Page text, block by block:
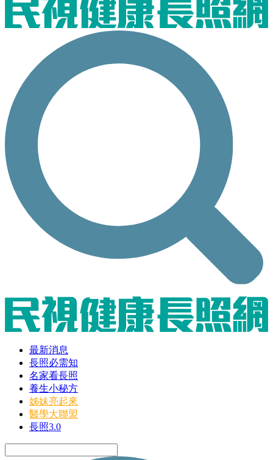
最新消息
長照必需知
名家看長照
養生小秘方
姊妹亮起來
醫學大聯盟
長照3.0